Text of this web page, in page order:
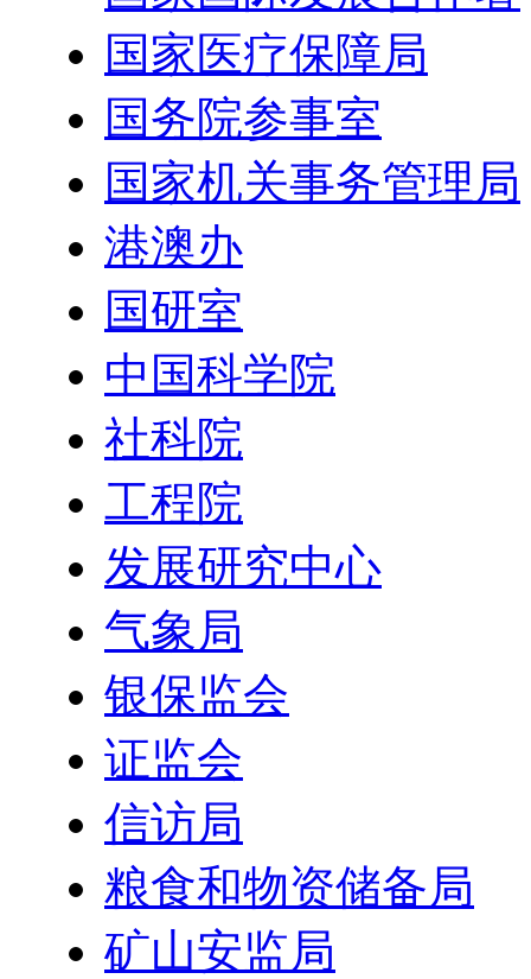
国家医疗保障局
国务院参事室
国家机关事务管理局
港澳办
国研室
中国科学院
社科院
工程院
发展研究中心
气象局
银保监会
证监会
信访局
粮食和物资储备局
矿山安监局